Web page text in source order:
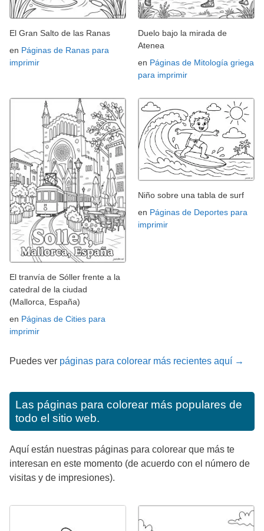
El Gran Salto de las Ranas
en Páginas de Ranas para
imprimir
Duelo bajo la mirada de
Atenea
en Páginas de Mitología griega
para imprimir
El tranvía de Sóller frente a la
catedral de la ciudad
(Mallorca, España)
en Páginas de Cities para
imprimir
Niño sobre una tabla de surf
en Páginas de Deportes para
imprimir
Puedes ver páginas para colorear más recientes aquí →
Las páginas para colorear más populares de
todo el sitio web.
Aquí están nuestras páginas para colorear que más te
interesan en este momento (de acuerdo con el número de
visitas y de impresiones).